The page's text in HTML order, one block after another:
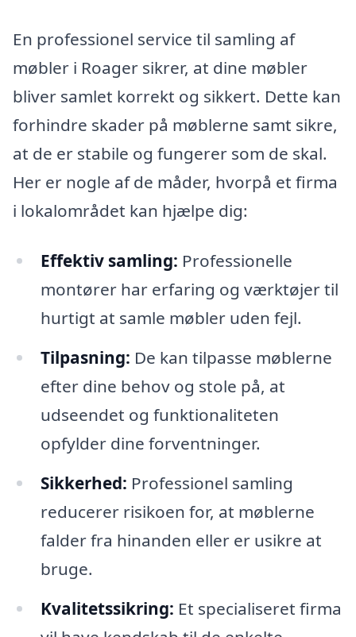
En professionel service til samling af
møbler i Roager sikrer, at dine møbler
bliver samlet korrekt og sikkert. Dette kan
forhindre skader på møblerne samt sikre,
at de er stabile og fungerer som de skal.
Her er nogle af de måder, hvorpå et firma
i lokalområdet kan hjælpe dig:
Effektiv samling: Professionelle
montører har erfaring og værktøjer til
hurtigt at samle møbler uden fejl.
Tilpasning: De kan tilpasse møblerne
efter dine behov og stole på, at
udseendet og funktionaliteten
opfylder dine forventninger.
Sikkerhed: Professionel samling
reducerer risikoen for, at møblerne
falder fra hinanden eller er usikre at
bruge.
Kvalitetssikring: Et specialiseret firma